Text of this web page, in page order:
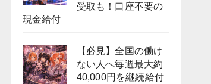
受取も！口座不要の
現金給付
【必見】全国の働け
ない人へ毎週最大約
40,000円を継続給付